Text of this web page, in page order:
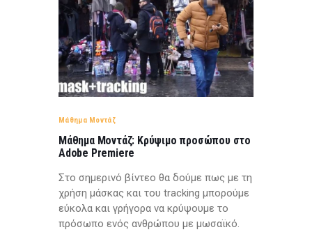
Μάθημα Μοντάζ
Μάθημα Μοντάζ: Κρύψιμο προσώπου στο
Adobe Premiere
Στο σημερινό βίντεo θα δούμε πως με τη
χρήση μάσκας και του tracking μπορούμε
εύκολα και γρήγορα να κρύψουμε το
πρόσωπο ενός ανθρώπου με μωσαϊκό.